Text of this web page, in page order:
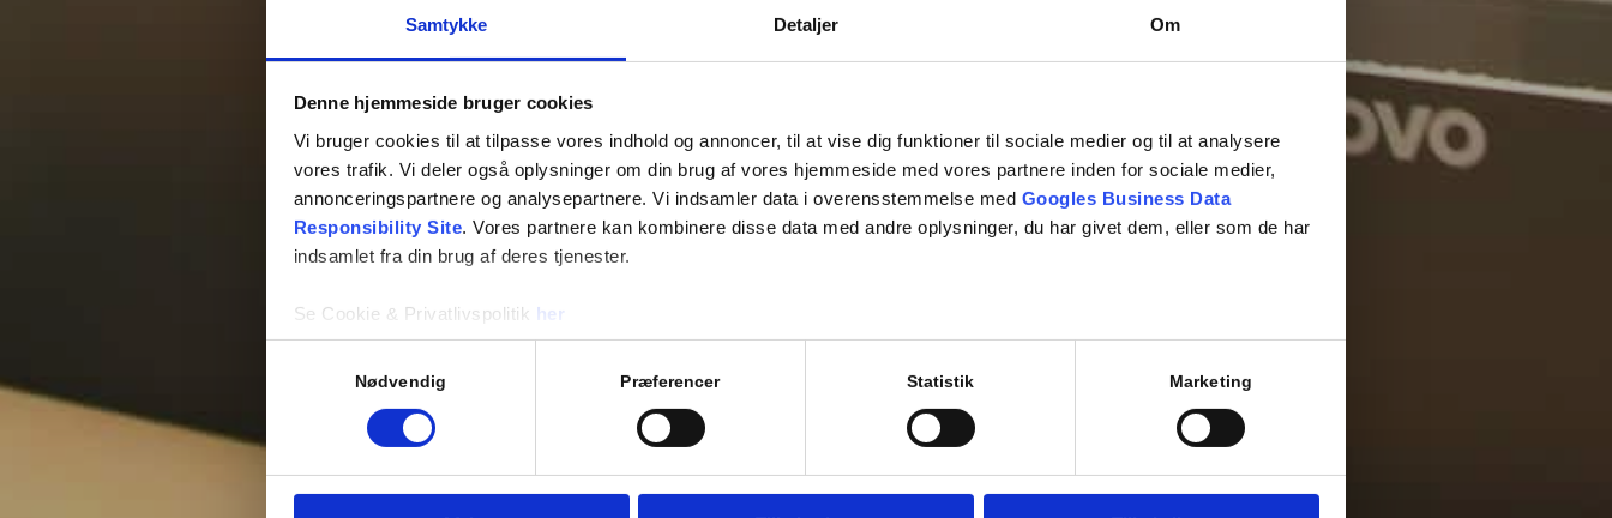
Samtykke Detaljer Om
Denne hjemmeside bruger cookies
Vi bruger cookies til at tilpasse vores indhold og annoncer, til at vise dig funktioner til sociale medier og til at analysere
vores trafik. Vi deler også oplysninger om din brug af vores hjemmeside med vores partnere inden for sociale medier,
annonceringspartnere og analysepartnere. Vi indsamler data i overensstemmelse med Googles Business Data
Responsibility Site. Vores partnere kan kombinere disse data med andre oplysninger, du har givet dem, eller som de har
indsamlet fra din brug af deres tjenester.
Se Cookie & Privatlivspolitik her
Nødvendig Præferencer Statistik Marketing